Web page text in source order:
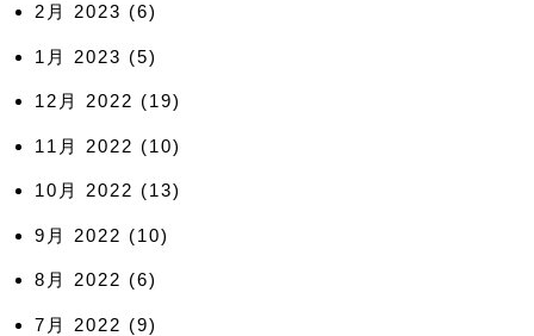
2月 2023 (6)
1月 2023 (5)
12月 2022 (19)
11月 2022 (10)
10月 2022 (13)
9月 2022 (10)
8月 2022 (6)
7月 2022 (9)